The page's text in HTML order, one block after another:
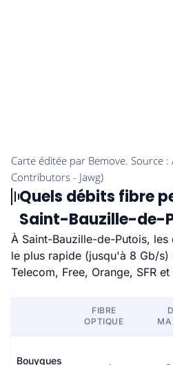
Quels débits fibre
Saint-Bauzille-de-
À Saint-Bauzille-de-Putois,
le plus rapide (jusqu'à 8 Gb/s)
Telecom, Free, Orange, SFR et
FIBRE
OPTIQUE
Bouygues